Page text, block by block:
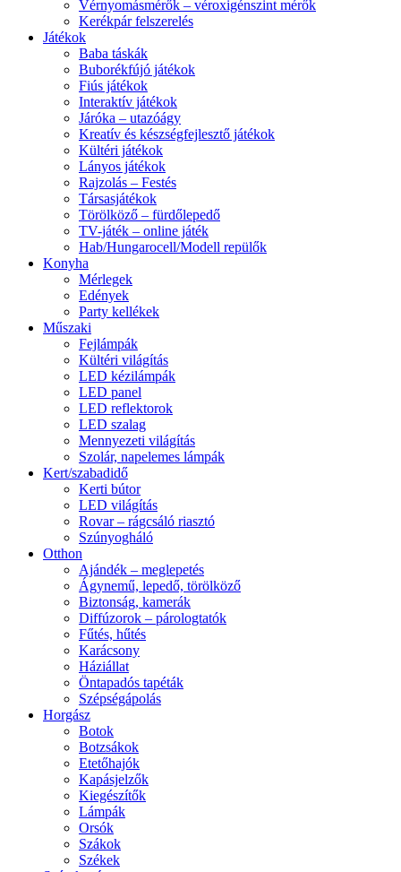
Vérnyomásmérők – véroxigénszint mérők
Kerékpár felszerelés
Játékok
Baba táskák
Buborékfújó játékok
Fiús játékok
Interaktív játékok
Járóka – utazóágy
Kreatív és készségfejlesztő játékok
Kültéri játékok
Lányos játékok
Rajzolás – Festés
Társasjátékok
Törölköző – fürdőlepedő
TV-játék – online játék
Hab/Hungarocell/Modell repülők
Konyha
Mérlegek
Edények
Party kellékek
Műszaki
Fejlámpák
Kültéri világítás
LED kézilámpák
LED panel
LED reflektorok
LED szalag
Mennyezeti világítás
Szolár, napelemes lámpák
Kert/szabadidő
Kerti bútor
LED világítás
Rovar – rágcsáló riasztó
Szúnyogháló
Otthon
Ajándék – meglepetés
Ágynemű, lepedő, törölköző
Biztonság, kamerák
Diffúzorok – párologtatók
Fűtés, hűtés
Karácsony
Háziállat
Öntapadós tapéták
Szépségápolás
Horgász
Botok
Botzsákok
Etetőhajók
Kapásjelzők
Kiegészítők
Lámpák
Orsók
Szákok
Székek